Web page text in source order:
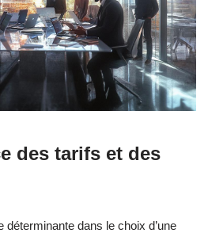
des tarifs et des
déterminante dans le choix d’une